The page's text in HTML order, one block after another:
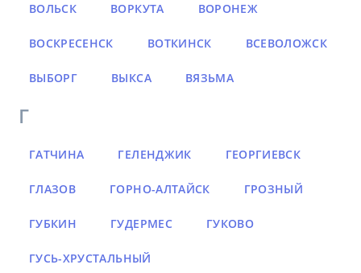
ВОЛЬСК ВОРКУТА ВОРОНЕЖ
ВОСКРЕСЕНСК ВОТКИНСК ВСЕВОЛОЖСК
ВЫБОРГ ВЫКСА ВЯЗЬМА
Г
ГАТЧИНА ГЕЛЕНДЖИК ГЕОРГИЕВСК
ГЛАЗОВ ГОРНО-АЛТАЙСК ГРОЗНЫЙ
ГУБКИН ГУДЕРМЕС ГУКОВО
ГУСЬ-ХРУСТАЛЬНЫЙ